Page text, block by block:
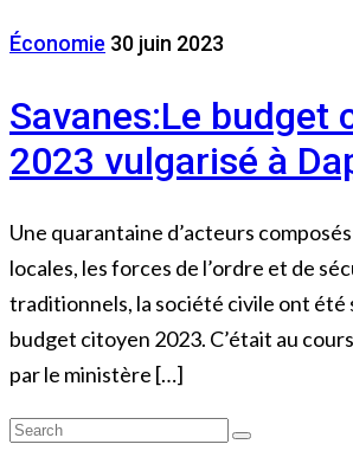
Économie 30 juin 2023
Savanes:Le budget
2023 vulgarisé à
Une quarantaine d’acteurs
locales, les forces de l’ordre et de
traditionnels, la société civile ont été
budget citoyen 2023. C’était au
par le ministère […]
Search
Search